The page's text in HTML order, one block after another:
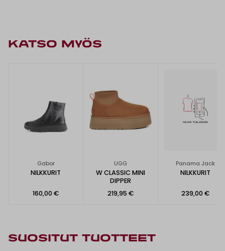
KATSO MYÖS
Gabor
NILKKURIT
160,00 €
UGG
W CLASSIC MINI
DIPPER
219,95 €
Panama Jack
NILKKURIT
239,00 €
SUOSITUT TUOTTEET